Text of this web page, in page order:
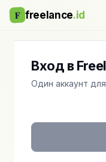
F freelance.id
Вход в
Один аккаунт